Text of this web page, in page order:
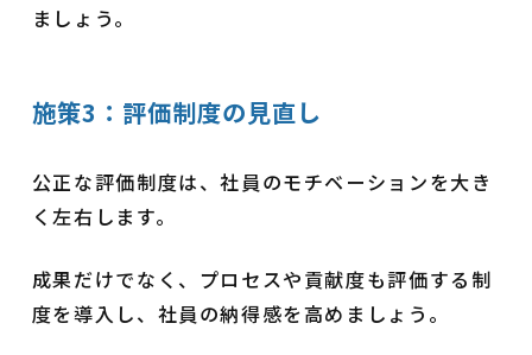
ましょう。
施策3：評価制度の見直し
公正な評価制度は、社員のモチベーションを大き
く左右します。
成果だけでなく、プロセスや貢献度も評価する制
度を導入し、社員の納得感を高めましょう。